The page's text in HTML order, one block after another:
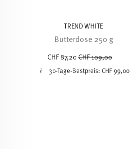
TREND WHITE
Butterdose 250 g
CHF 87,20Price reduced from
CHF 109,00
30-Tage-Bestpreis: CHF 99,00